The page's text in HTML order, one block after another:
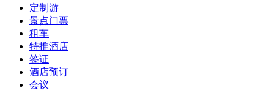
定制游
景点门票
租车
特推酒店
签证
酒店预订
会议